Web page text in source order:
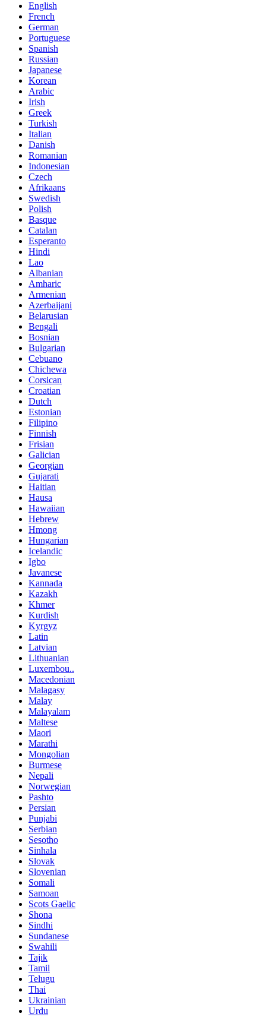
English
French
German
Portuguese
Spanish
Russian
Japanese
Korean
Arabic
Irish
Greek
Turkish
Italian
Danish
Romanian
Indonesian
Czech
Afrikaans
Swedish
Polish
Basque
Catalan
Esperanto
Hindi
Lao
Albanian
Amharic
Armenian
Azerbaijani
Belarusian
Bengali
Bosnian
Bulgarian
Cebuano
Chichewa
Corsican
Croatian
Dutch
Estonian
Filipino
Finnish
Frisian
Galician
Georgian
Gujarati
Haitian
Hausa
Hawaiian
Hebrew
Hmong
Hungarian
Icelandic
Igbo
Javanese
Kannada
Kazakh
Khmer
Kurdish
Kyrgyz
Latin
Latvian
Lithuanian
Luxembou..
Macedonian
Malagasy
Malay
Malayalam
Maltese
Maori
Marathi
Mongolian
Burmese
Nepali
Norwegian
Pashto
Persian
Punjabi
Serbian
Sesotho
Sinhala
Slovak
Slovenian
Somali
Samoan
Scots Gaelic
Shona
Sindhi
Sundanese
Swahili
Tajik
Tamil
Telugu
Thai
Ukrainian
Urdu